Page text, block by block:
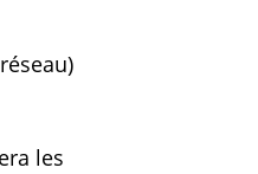
les